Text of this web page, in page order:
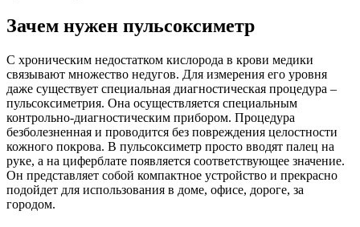
Зачем нужен пульсоксиметр
С хроническим недостатком кислорода в крови медики
связывают множество недугов. Для измерения его уровня
даже существует специальная диагностическая процедура –
пульсоксиметрия. Она осуществляется специальным
контрольно-диагностическим прибором. Процедура
безболезненная и проводится без повреждения целостности
кожного покрова. В пульсоксиметр просто вводят палец на
руке, а на циферблате появляется соответствующее значение.
Он представляет собой компактное устройство и прекрасно
подойдет для использования в доме, офисе, дороге, за
городом.